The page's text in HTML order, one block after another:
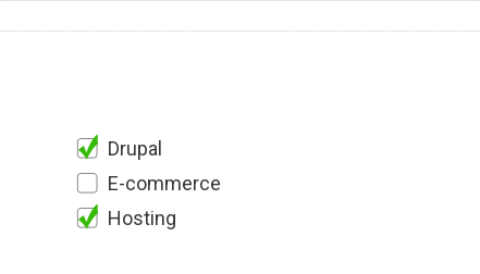
Drupal
E-commerce
Hosting